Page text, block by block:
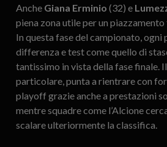
Anche Giana Erminio (32) e
piena zona utile per un
In questa fase del campionato, ogni
differenza e test come quello di
tantissimo in vista della fase finale. Il
particolare, punta a rientrare con
playoff grazie anche a prestazioni
mentre squadre come l’Alcione
scalare ulteriormente la classifica.